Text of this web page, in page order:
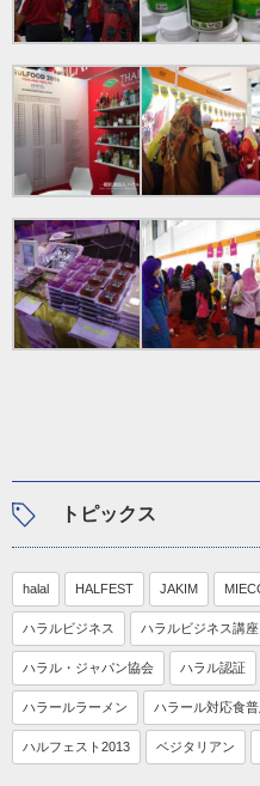
トピックス
halal HALFEST JAKIM
ハラルビジネス ハラルビジネス講座
ハラル・ジャパン協会 ハラル認証
ハラールラーメン ハラール対応食
ハルフェスト2013 ベジタリアン